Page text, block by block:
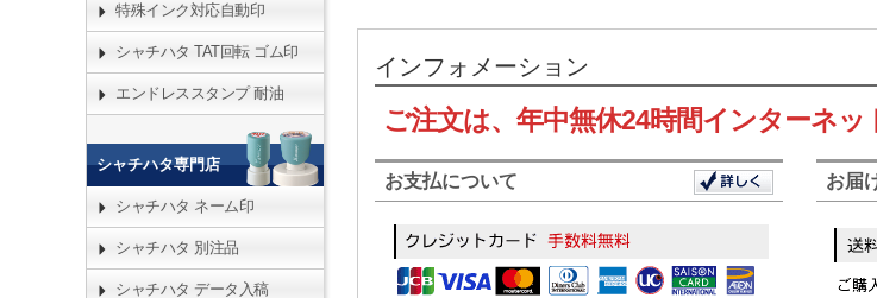
インフォメーション
ご注文は、年中無休24時間インターネッ
お支払について お届
特殊インク対応自動印
シャチハタ TAT回転 ゴム印
エンドレススタンプ 耐油
シャチハタ専門店
シャチハタ ネーム印
シャチハタ 別注品
シャチハタ データ入稿